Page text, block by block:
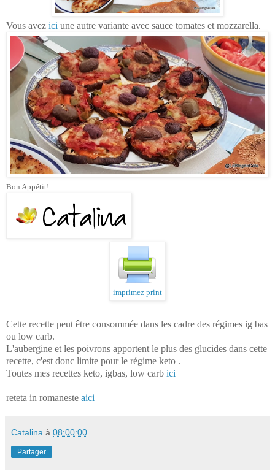
Vous avez ici une autre variante avec sauce tomates et mozzarella.
Bon Appétit!
imprimez print
Cette recette peut être consommée dans les cadre des régimes ig bas
ou low carb.
L'aubergine et les poivrons apportent le plus des glucides dans cette
recette, c'est donc limite pour le régime keto .
Toutes mes recettes keto, igbas, low carb ici
reteta in romaneste aici
Catalina à 08:00:00
Partager